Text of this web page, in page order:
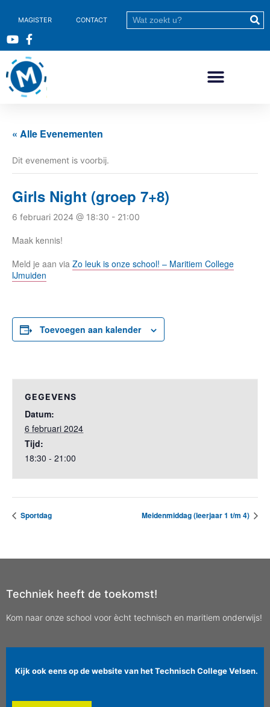
MAGISTER CONTACT
« Alle Evenementen
Dit evenement is voorbij.
Girls Night (groep 7+8)
6 februari 2024 @ 18:30 - 21:00
Maak kennis!
Meld je aan via Zo leuk is onze school! – Maritiem College
IJmuiden
Toevoegen aan kalender
GEGEVENS
Datum:
6 februari 2024
Tijd:
18:30 - 21:00
Sportdag Meidenmiddag (leerjaar 1 t/m 4)
Techniek heeft de toekomst!
Kom naar onze school voor ècht technisch en maritiem onderwijs!
Kijk ook eens op de website van het Technisch College Velsen.